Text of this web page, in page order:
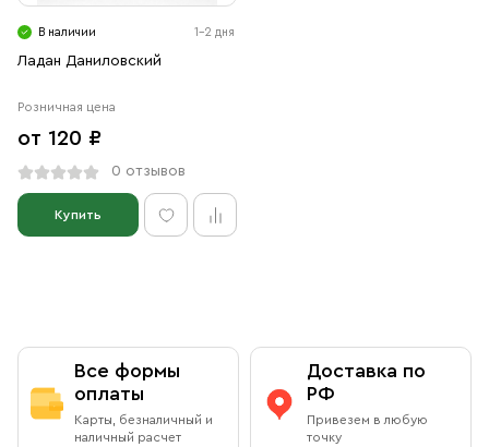
Свечи
Ювелирные изделия
В наличии 1-2 дня
Ладан Даниловский
Розничная цена
от 120 ₽
0 отзывов
Купить
Все формы
оплаты
Карты, безналичный и
наличный расчет
Доставка по
РФ
Привезем в любую
точку